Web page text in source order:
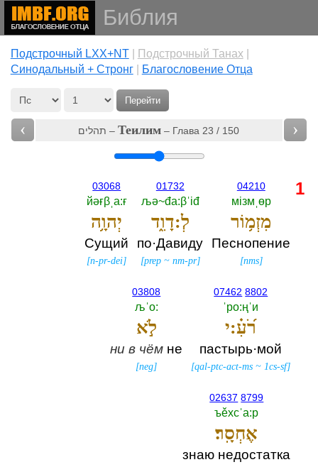
Библия
Подстрочный LXX+NT| Подстрочный Танах
Cинодальный + Стронг| Благословение Отца
Перейти
‹ תהלים –Теилим – Глава 23 / 150 ›
04210
мiзмˌөр
מִזְמ֥וֹר
Песнопение
[nms]
01732
љә~đа:βˈiđ
לְ:דָוִ֑ד
по·Давиду
[prep~ nm-pr]
03068
йәғβˌа:ғ
יְהוָ֥ה
Сущий
[n-pr-dei]
07462 8802
ˈро:ңˈи
רֹ֝עִ֗:י
пастырь·мой
[qal-ptc-act-ms ~1cs-sf]
03808
љˈо:‎
לֹ֣א
ни в чём не
[neg]
02637 8799
ъěхсˈа:р
אֶחְסָֽר׃
знаю недостатка
1